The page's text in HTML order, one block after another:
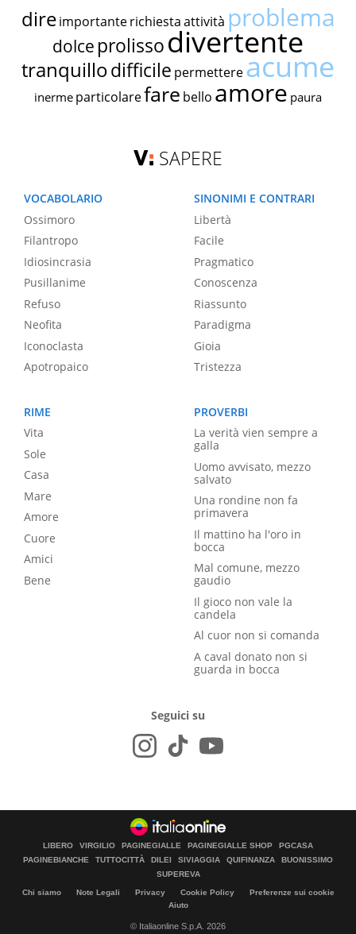
dire importante richiestaattività problema
dolce prolissodivertente
tranquillodifficile permettereacume
inerme particolarefare bello amore paura
SAPERE
VOCABOLARIO
Ossimoro
Filantropo
Idiosincrasia
Pusillanime
Refuso
Neofita
Iconoclasta
Apotropaico
SINONIMI E CONTRARI
Libertà
Facile
Pragmatico
Conoscenza
Riassunto
Paradigma
Gioia
Tristezza
RIME
Vita
Sole
Casa
Mare
Amore
Cuore
Amici
Bene
PROVERBI
La verità vien sempre a
galla
Uomo avvisato, mezzo
salvato
Una rondine non fa
primavera
Il mattino ha l'oro in
bocca
Mal comune, mezzo
gaudio
Il gioco non vale la
candela
Al cuor non si comanda
A caval donato non si
guarda in bocca
Seguici su
LIBERO VIRGILIO PAGINEGIALLE PAGINEGIALLE SHOP
PGCASA
PAGINEBIANCHE
TUTTOCITTÀ DILEI SIVIAGGIA QUIFINANZA
BUONISSIMO
SUPEREVA
Chi siamo Note Legali Privacy Cookie Policy
Preferenze sui cookie
Aiuto
© Italiaonline S.p.A. 2026